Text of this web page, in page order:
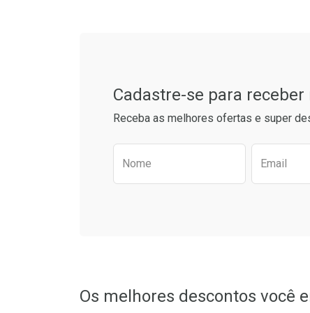
Ativar Desconto
Cadastre-se para receber
Receba as melhores ofertas e super
Preencha o formulário
Nome Email
Os melhores descontos você